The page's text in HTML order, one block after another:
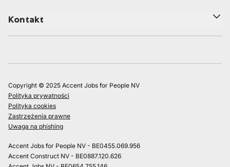
Kontakt
Copyright © 2025 Accent Jobs for People NV
Polityka prywatności
Polityka cookies
Zastrzeżenia prawne
Uwaga na phishing
Accent Jobs for People NV - BE0455.069.956
Accent Construct NV - BE0887.120.626